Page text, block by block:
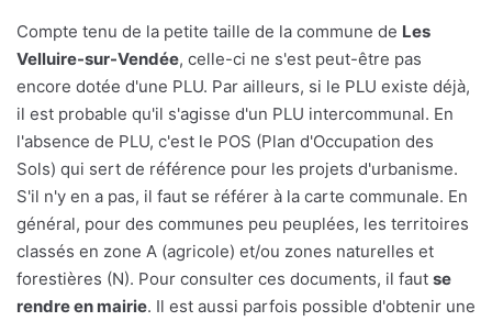
Compte tenu de la petite taille de la commune de Les
Velluire-sur-Vendée, celle-ci ne s'est peut-être pas
encore dotée d'une PLU. Par ailleurs, si le PLU existe déjà,
il est probable qu'il s'agisse d'un PLU intercommunal. En
l'absence de PLU, c'est le POS (Plan d'Occupation des
Sols) qui sert de référence pour les projets d'urbanisme.
S'il n'y en a pas, il faut se référer à la carte communale. En
général, pour des communes peu peuplées, les territoires
classés en zone A (agricole) et/ou zones naturelles et
forestières (N). Pour consulter ces documents, il faut se
rendre en mairie. Il est aussi parfois possible d'obtenir une